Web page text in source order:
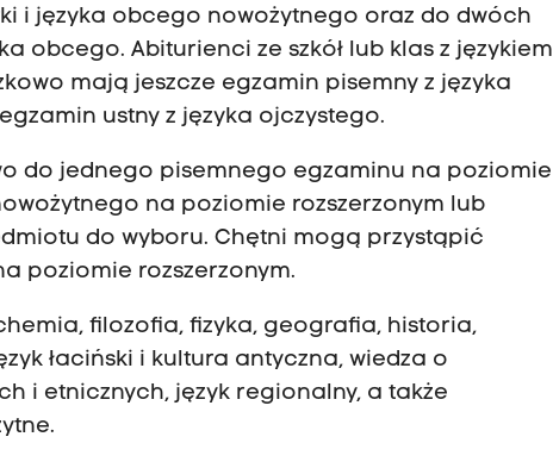
i języka obcego nowożytnego oraz do dwóch
obcego. Abiturienci ze szkół lub klas z językiem
mają jeszcze egzamin pisemny z języka
ustny z języka ojczystego.
do jednego pisemnego egzaminu na poziomie
na poziomie rozszerzonym lub
do wyboru. Chętni mogą przystąpić
poziomie rozszerzonym.
filozofia, fizyka, geografia, historia,
łaciński i kultura antyczna, wiedza o
i etnicznych, język regionalny, a także